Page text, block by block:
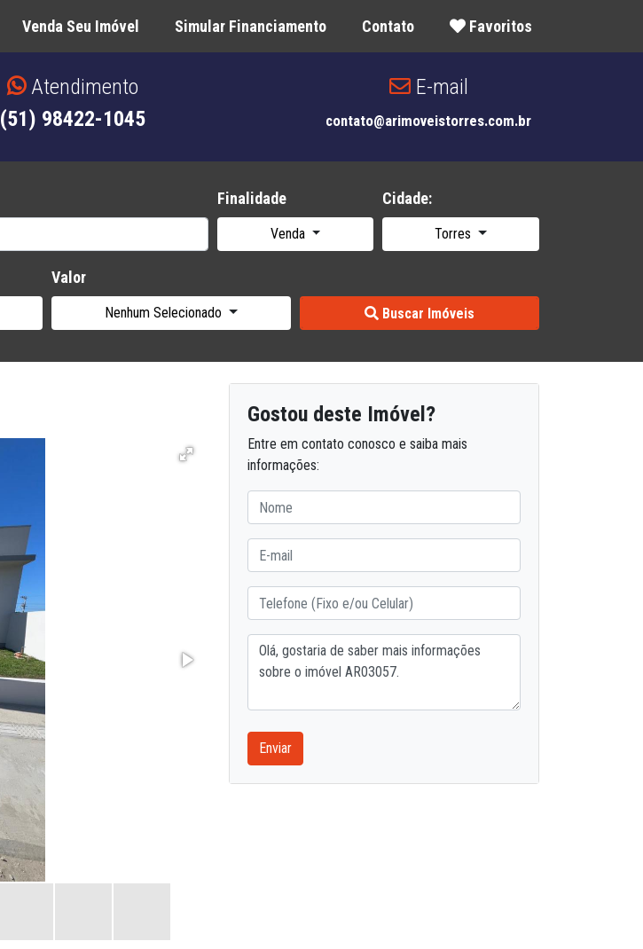
Venda Seu Imóvel Simular Financiamento Contato Favoritos
Atendimento
(51) 98422-1045
E-mail
contato@arimoveistorres.com.br
Finalidade
Venda
Cidade:
Torres
Valor
Nenhum Selecionado Buscar Imóveis
Gostou deste Imóvel?
Entre em contato conosco e saiba mais
informações:
Enviar